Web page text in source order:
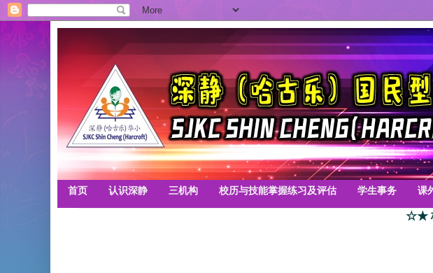
首页 认识深静 三机构 校历与技能掌握练习及评估 学生事务 课
☆★